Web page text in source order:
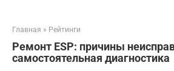
Главная » Рейтинги
Ремонт ESP: причины
самостоятельная диагностика